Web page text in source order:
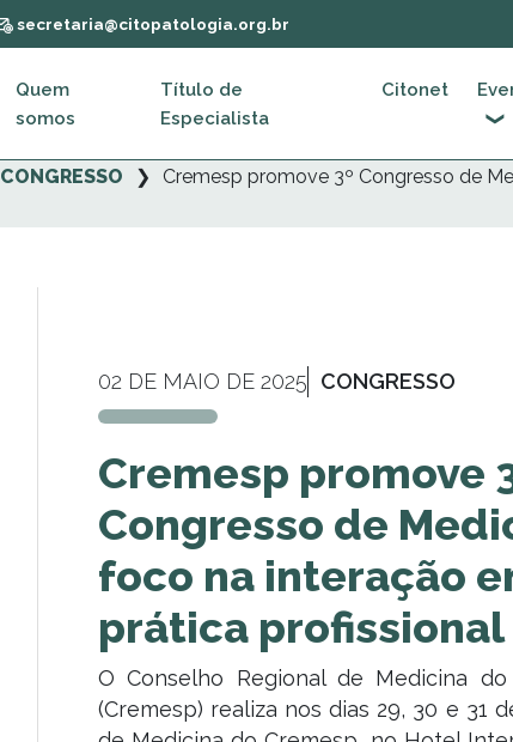
secretaria@citopatologia.org.br
Quem
somos
Título de
Especialista
Citonet
CONGRESSO Cremesp promove 3º Congresso de
02 DE MAIO DE 2025 CONGRESSO
Cremesp promove
Congresso de
foco na interação
prática profissional
O Conselho Regional de Medicina
(Cremesp) realiza nos dias 29, 30 e 31